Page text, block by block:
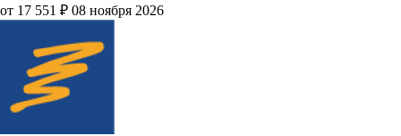
от 17 551 ₽ 08 ноября 2026